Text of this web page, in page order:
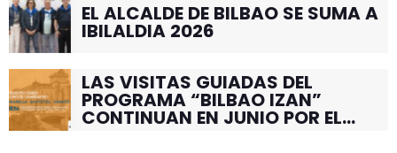
EL ALCALDE DE BILBAO SE SUMA A
IBILALDIA 2026
LAS VISITAS GUIADAS DEL
PROGRAMA “BILBAO IZAN”
CONTINUAN EN JUNIO POR EL